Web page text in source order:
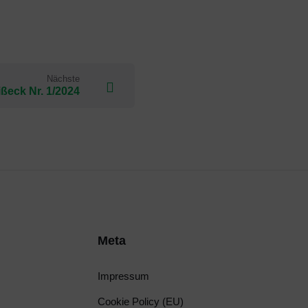
Nächste
Nr. 1/2024
Meta
Impressum
Cookie Policy (EU)